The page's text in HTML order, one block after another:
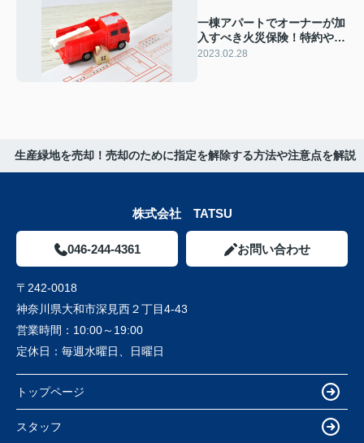
一棟アパートでオーナーが加
入すべき火災保険！特約や入
居者も加入すべき理由とは
2023.02.28
生産緑地を売却！売却のために指定を解除する方法や注意点を解説
株式会社 TATSU
046-244-4361 お問い合わせ
〒242-0018
神奈川県大和市深見西２丁目4-43
営業時間： 10:00～19:00
定休日： 毎週水曜日、日曜日
トップページ
スタッフ